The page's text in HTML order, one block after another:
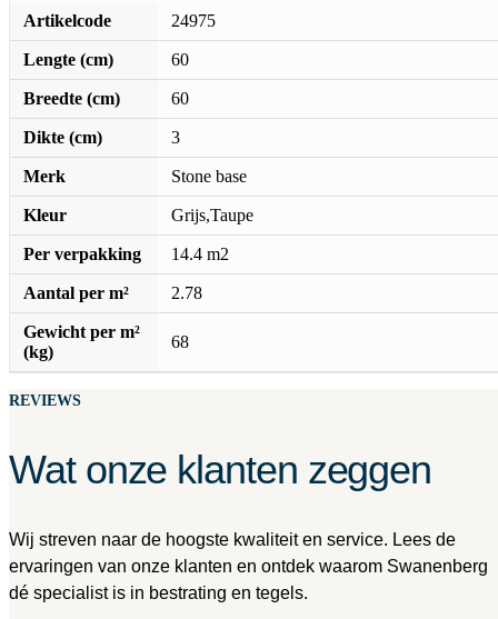
Artikelcode
24975
Lengte (cm) 60
Breedte (cm) 60
Dikte (cm) 3
Merk Stone base
Kleur Grijs,Taupe
Per verpakking 14.4 m2
Aantal per m² 2.78
Gewicht per m²
(kg)
68
REVIEWS
Wat onze klanten zeggen
Wij streven naar de hoogste kwaliteit en service. Lees de
ervaringen van onze klanten en ontdek waarom Swanenberg
dé specialist is in bestrating en tegels.